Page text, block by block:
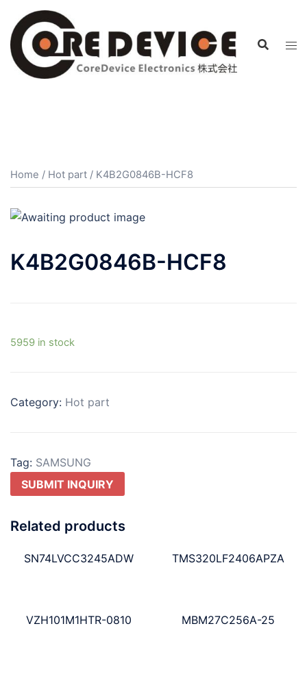
Home / Hot part / K4B2G0846B-HCF8
K4B2G0846B-HCF8
5959 in stock
Category: Hot part
Tag: SAMSUNG
SUBMIT INQUIRY
Related products
SN74LVCC3245ADW TMS320LF2406APZA
VZH101M1HTR-0810 MBM27C256A-25